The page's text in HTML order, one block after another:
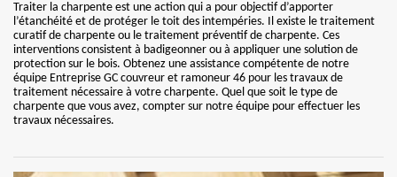
Traiter la charpente est une action qui a pour objectif d’apporter
l’étanchéité et de protéger le toit des intempéries. Il existe le traitement
curatif de charpente ou le traitement préventif de charpente. Ces
interventions consistent à badigeonner ou à appliquer une solution de
protection sur le bois. Obtenez une assistance compétente de notre
équipe Entreprise GC couvreur et ramoneur 46 pour les travaux de
traitement nécessaire à votre charpente. Quel que soit le type de
charpente que vous avez, compter sur notre équipe pour effectuer les
travaux nécessaires.